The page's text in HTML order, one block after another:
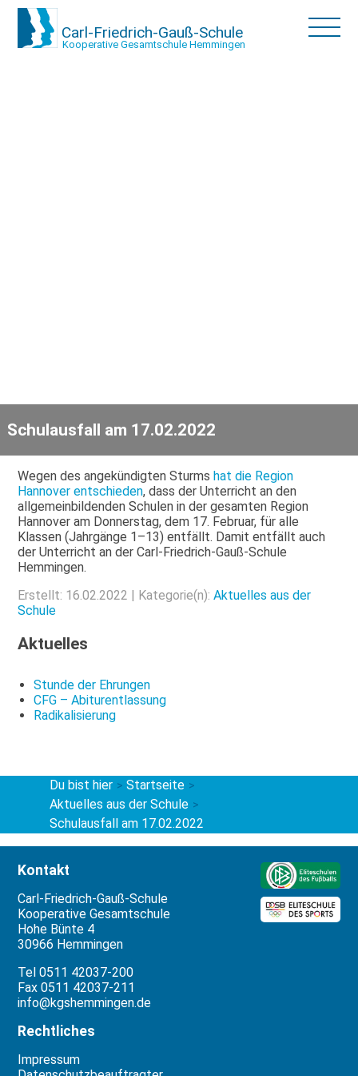
Carl-Friedrich-Gauß-Schule
Kooperative Gesamtschule Hemmingen
Schulausfall am 17.02.2022
Wegen des angekündigten Sturmshat die Region
Hannover entschieden, dass der Unterricht an den
allgemeinbildenden Schulen in der gesamten Region
Hannover am Donnerstag, dem 17. Februar, für alle
Klassen (Jahrgänge 1–13) entfällt. Damit entfällt auch
der Unterricht an der Carl-Friedrich-Gauß-Schule
Hemmingen.
Erstellt: 16.02.2022 | Kategorie(n):Aktuelles aus der
Schule
Aktuelles
Stunde der Ehrungen
CFG – Abiturentlassung
Radikalisierung
Du bist hier > Startseite >
Aktuelles aus der Schule >
Schulausfall am 17.02.2022
Kontakt
Carl-Friedrich-Gauß-Schule
Kooperative Gesamtschule
Hohe Bünte 4
30966 Hemmingen
Tel 0511 42037-200
Fax 0511 42037-211
info@kgshemmingen.de
Rechtliches
Impressum